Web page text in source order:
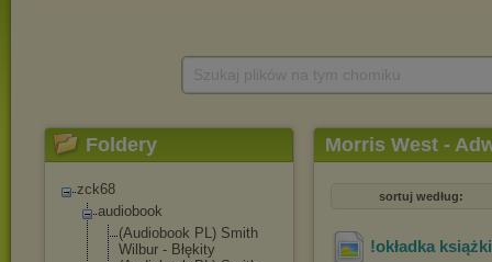
Foldery
zck68
audiobook
(Audiobook PL) Smith
Wilbur - Błękity
Morris West -
sortuj według:
!okładka